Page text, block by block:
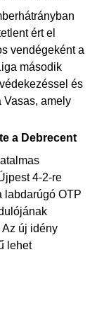
ért el
vendégeként a
második
és
Vasas, amely
a Debrecent
4-2-re
labdarúgó OTP
új idény
lehet